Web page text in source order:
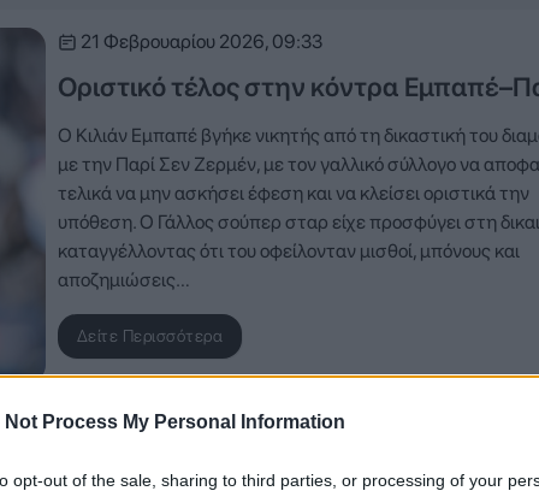
Not Process My Personal Information
opt-out of the sale, sharing to third parties, or processing of your
21 Φεβρουαρίου 2026, 09:33
Οριστικό τέλος στην κόντρα
Ο Κιλιάν Εμπαπέ βγήκε νικητής από τη δικαστική του
με την Παρί Σεν Ζερμέν, με τον γαλλικό σύλλογο να
τελικά να μην ασκήσει έφεση και να κλείσει οριστικά την
υπόθεση. Ο Γάλλος σούπερ σταρ είχε προσφύγει στη
καταγγέλλοντας ότι του οφείλονταν μισθοί, μπόνους και
αποζημιώσεις…
Δείτε Περισσότερα
21 Ιανουαρίου 2026, 11:11